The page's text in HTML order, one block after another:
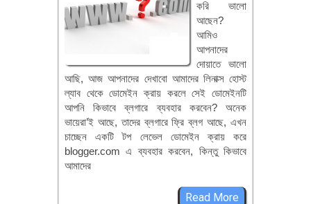
করি ভালো
আছেন?
আমিও
আপনাদের
দোয়াতে ভালো
আছি, আজ আপনাদের দেখাবো আমাদের লিনাক্স হোস্ট
ল্যাব থেকে ডোমেইন ক্রায় করলে সেই ডোমেইনটি
আপনি কিভাবে ব্লগারে ব্যবহার করবেন? অনেক
ভায়েরা’ই আছে, তাদের ব্লগারে ফ্রি ব্লগ আছে, এখন
চাচ্ছেন একটি টপ লেভেল ডোমেইন ক্রায় করে
blogger.com এ ব্যবহার করবেন, কিন্তু কিভাবে
আমাদের
Read More